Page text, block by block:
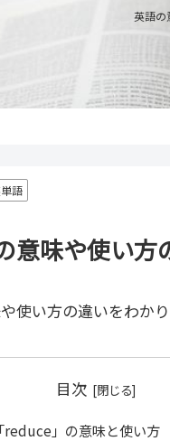
英語の
語
意味や使い
使い方の違いをわかり
目次
「reduce」の意味と使い方